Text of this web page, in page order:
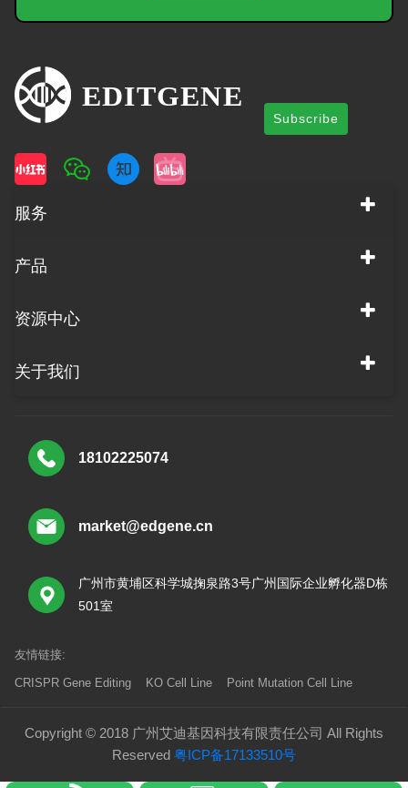
Subscribe
服务
产品
资源中心
关于我们
18102225074
market@edgene.cn
广州市黄埔区科学城掬泉路3号广州国际企业孵化器D栋
501室
友情链接:
CRISPR Gene Editing KO Cell Line Point Mutation Cell Line
Copyright © 2018 广州艾迪基因科技有限责任公司 All Rights
Reserved 粤ICP备17133510号